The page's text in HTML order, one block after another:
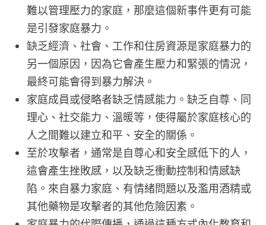
難以管理壓力的家庭，那麼這個新事件更有可能
是引發家庭暴力。
缺乏經濟、社會、工作和住房資源是家庭暴力的
另一個原因，因為它會產生壓力和緊張的情況，
最終可能會得到暴力解決。
家庭成員或侵略者缺乏情感能力。缺乏自尊、同
理心、社交能力、溫暖等，使得屬於家庭核心的
人之間難以建立和平、安全的關係。
至於攻擊者，通常是自尊心和安全感低下的人，
這會產生挫敗感，以及缺乏衝動控制和情感缺
陷。來自暴力家庭、有情緒問題以及濫用酒精或
其他藥物是攻擊者的其他危險因素。